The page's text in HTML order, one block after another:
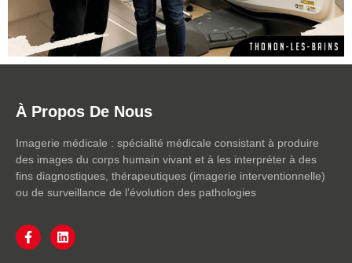
À Propos De Nous
Imagerie médicale : spécialité médicale consistant à produire
des images du corps humain vivant et à les interpréter à des
fins diagnostiques, thérapeutiques (imagerie interventionnelle)
ou de surveillance de l’évolution des pathologies